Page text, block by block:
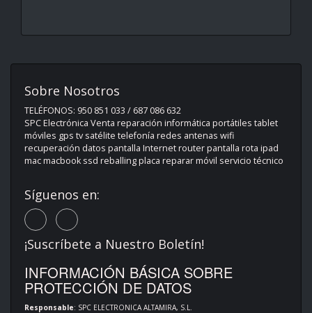
Sobre Nosotros
TELÉFONOS: 950 851 033 / 687 086 632
SPC Electrónica Venta reparación informática portátiles tablet
móviles gps tv satélite telefonía redes antenas wifi
recuperación datos pantalla Internet router pantalla rota ipad
mac macbook ssd reballing placa reparar móvil servicio técnico
Síguenos en:
¡Suscríbete a Nuestro Boletín!
INFORMACIÓN BÁSICA SOBRE
PROTECCIÓN DE DATOS
Responsable: SPC ELECTRONICA ALTAMIRA, S.L.